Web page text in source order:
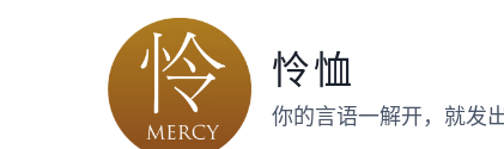
怜恤
你的言语一解开，就发